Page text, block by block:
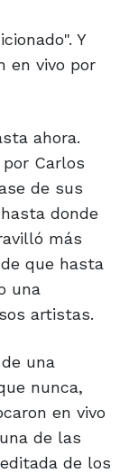
Y
en vivo por
ahora.
Carlos
de sus
donde
más
que hasta
una
artistas.
una
nunca,
en vivo
de las
de los